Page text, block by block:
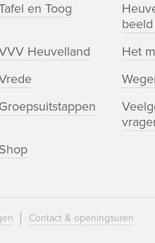
en Toog
beeld
Heuvelland
Het
Groepsuitstappen
Shop
Contact & openingsuren